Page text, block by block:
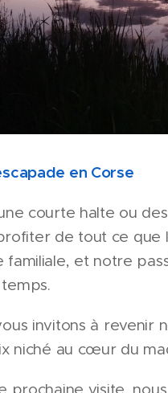
en Corse
courte halte ou
de tout ce que
familiale, et notre
invitons à
niché au cœur du